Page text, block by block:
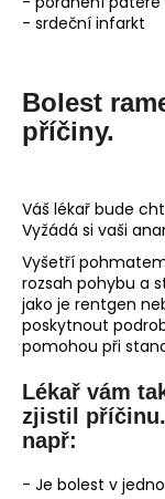
- srdeční infarkt
Bolest
příčiny.
Váš lékař bude
Vyžádá si vaši
Vyšetří
rozsah pohybu a
jako je rentgen
poskytnout
pomohou při
Lékař vám
zjistil
např:
- Je bolest v